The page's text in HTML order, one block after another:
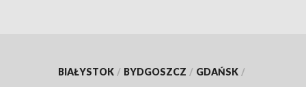
BIAŁYSTOK / BYDGOSZCZ / GDAŃSK /